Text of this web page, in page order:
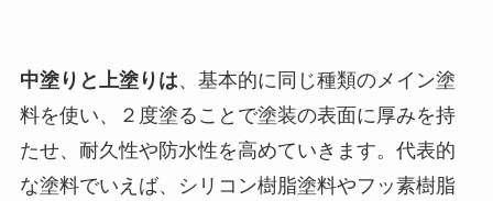
中塗りと上塗りは、基本的に同じ種類のメイン塗
料を使い、２度塗ることで塗装の表面に厚みを持
たせ、耐久性や防水性を高めていきます。 代表的
な塗料でいえば、シリコン樹脂塗料やフッ素樹脂